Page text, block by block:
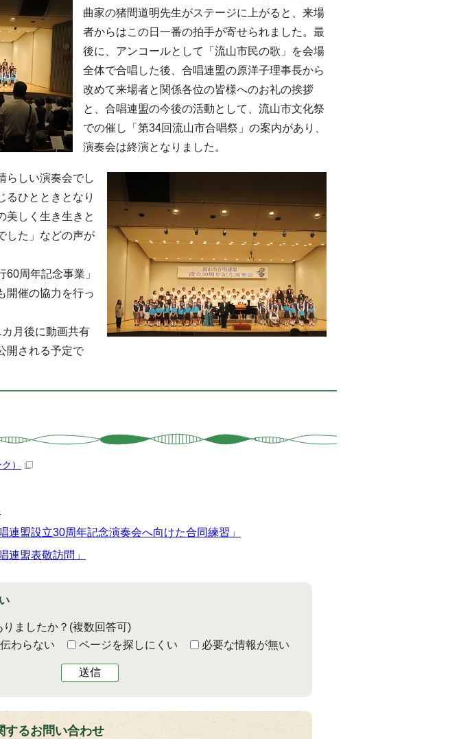
曲家の猪間道明先生がステージに上がると、来場
者からはこの日一番の拍手が寄せられました。最
後に、アンコールとして「流山市民の歌」を会場
全体で合唱した後、合唱連盟の原洋子理事長から
改めて来場者と関係各位の皆様へのお礼の挨拶
と、合唱連盟の今後の活動として、流山市文化祭
での催し「第34回流山市合唱祭」の案内があり、
演奏会は終演となりました。
らしい演奏会でし
るひとときとなり
美しく生き生きと
した」などの声が
周年記念事業」
開催の協力を行っ
月後に動画共有
開される予定で
）
連盟設立30周年記念演奏会へ向けた合同練習」
連盟表敬訪問」
ましたか？ (複数回答可)
わらない ページを探しにくい 必要な情報が無い
送信
するお問い合わせ